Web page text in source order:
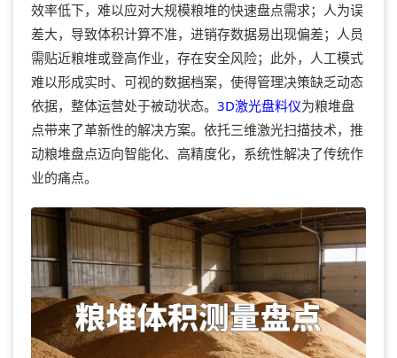
效率低下，难以应对大规模粮堆的快速盘点需求；人为误
差大，导致体积计算不准，进销存数据易出现偏差；人员
需贴近粮堆或登高作业，存在安全风险；此外，人工模式
难以形成实时、可视的数据档案，使得管理决策缺乏动态
依据，整体运营处于被动状态。 3D激光盘料仪为粮堆盘
点带来了革新性的解决方案。依托三维激光扫描技术，推
动粮堆盘点迈向智能化、高精度化，系统性解决了传统作
业的痛点。